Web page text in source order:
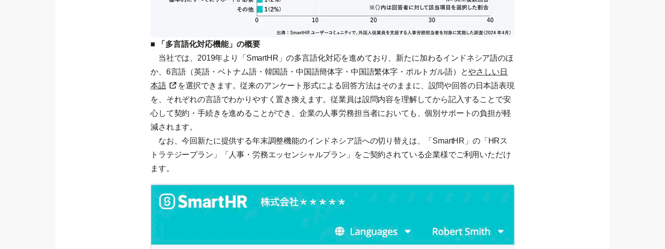
■ 「多言語化対応機能」の概要
当社では、2019年より「SmartHR」の多言語化対応を進めており、新たに加わるインドネシア語のほ
か、6言語（英語・ベトナム語・韓国語・中国語簡体字・中国語繁体字・ポルトガル語）とやさしい日
本語
を選択できます。従来のアンケート形式による回答方法はそのままに、設問や回答の日本語表現
を、それぞれの言語でわかりやすく置き換えます。従業員は設問内容を理解してから記入することで安
心して契約・手続きを進めることができ、企業の人事労務担当者においても、個別サポートの負担が軽
減されます。
なお、今回新たに提供する年末調整機能のインドネシア語への切り替えは、「SmartHR」の「HRス
トラテジープラン」「人事・労務エッセンシャルプラン」をご契約されている企業様でご利用いただけ
ます。